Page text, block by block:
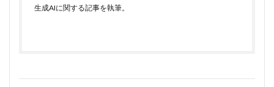
生成AIに関する記事を執筆。